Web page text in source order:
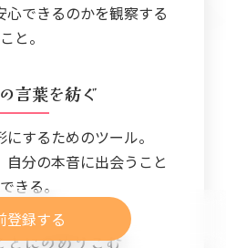
心できるのかを観察する
こと。
言葉を紡ぐ
するためのツール。
分の本音に出会うこと
きる。
とにのめりこむ
登録する